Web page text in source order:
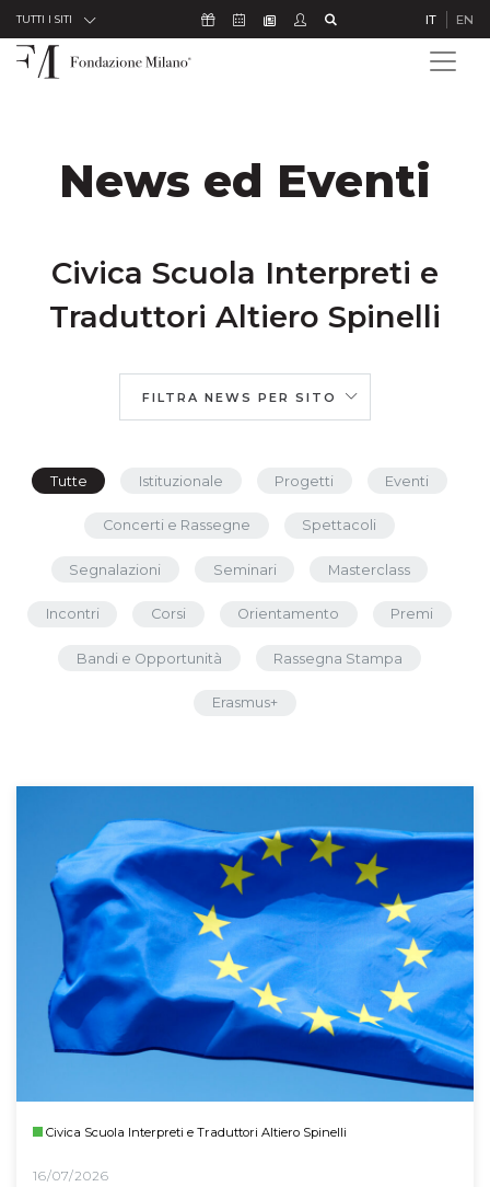
Skip to Content
TUTTI I SITI Icona Sostienici
Icona Calendario Eventi
Icona Newsletter
Icona Studenti IT EN
News ed Eventi
Civica Scuola Interpreti e
Traduttori Altiero Spinelli
FILTRA NEWS PER SITO
Tutte Istituzionale Progetti Eventi
Concerti e Rassegne Spettacoli
Segnalazioni Seminari Masterclass
Incontri Corsi Orientamento Premi
Bandi e Opportunità Rassegna Stampa
Erasmus+
Civica Scuola Interpreti e Traduttori Altiero Spinelli
16/07/2026